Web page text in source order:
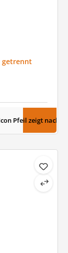
getrennt